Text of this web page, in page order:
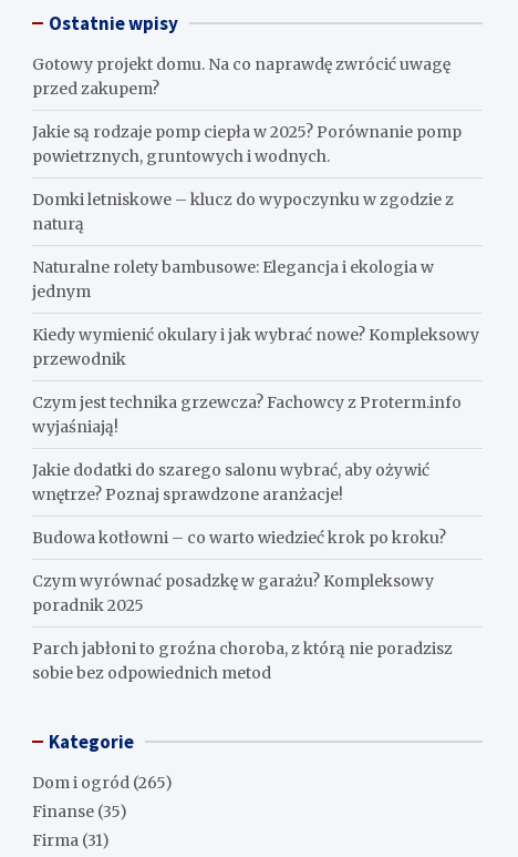
Ostatnie wpisy
Gotowy projekt domu. Na co naprawdę zwrócić uwagę
przed zakupem?
Jakie są rodzaje pomp ciepła w 2025? Porównanie pomp
powietrznych, gruntowych i wodnych.
Domki letniskowe – klucz do wypoczynku w zgodzie z
naturą
Naturalne rolety bambusowe: Elegancja i ekologia w
jednym
Kiedy wymienić okulary i jak wybrać nowe? Kompleksowy
przewodnik
Czym jest technika grzewcza? Fachowcy z Proterm.info
wyjaśniają!
Jakie dodatki do szarego salonu wybrać, aby ożywić
wnętrze? Poznaj sprawdzone aranżacje!
Budowa kotłowni – co warto wiedzieć krok po kroku?
Czym wyrównać posadzkę w garażu? Kompleksowy
poradnik 2025
Parch jabłoni to groźna choroba, z którą nie poradzisz
sobie bez odpowiednich metod
Kategorie
Dom i ogród (265)
Finanse (35)
Firma (31)